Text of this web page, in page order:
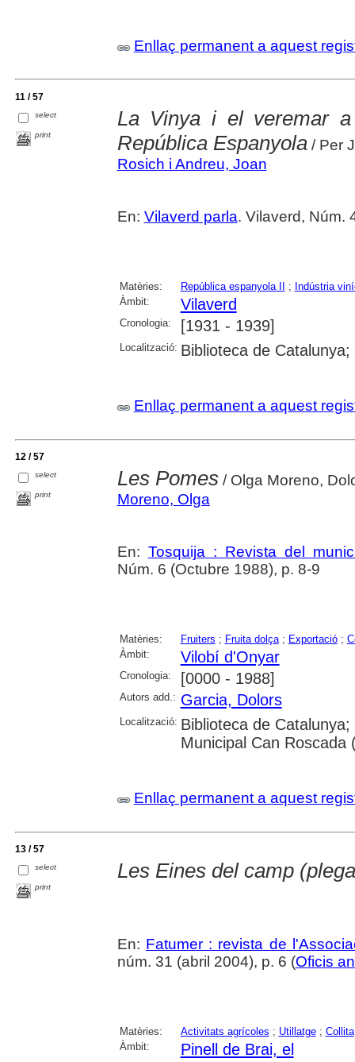
Enllaç permanent a aquest
11 / 57
select
print
La Vinya i el veremar
República Espanyola/ Per
Rosich i Andreu, Joan
En: Vilaverd parla. Vilaverd, Núm.
Matèries: República espanyola II ; Indústria
Àmbit:
Vilaverd
Cronologia: [1931 - 1939]
Localització: Biblioteca de
Enllaç permanent a aquest
12 / 57
select
print
Les Pomes/ Olga Moreno,
Moreno, Olga
En: Tosquija : Revista del
Núm. 6 (Octubre 1988), p. 8-9
Matèries: Fruiters ; Fruita dolça; Exportació;
Àmbit:
Vilobí d'Onyar
Cronologia: [0000 - 1988]
Autors add.: Garcia, Dolors
Localització: Biblioteca de
Municipal Can Roscada
Enllaç permanent a aquest
13 / 57
select
print
Les Eines del camp
En: Fatumer : revista de
núm. 31 (abril 2004), p. 6 (Oficis
Matèries: Activitats agrícoles ; Utillatge; Collita
Àmbit:
Pinell de Brai, el